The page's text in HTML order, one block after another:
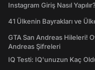
Instagram Giriş Nasıl
41 Ülkenin Bayrakları ve
GTA San Andreas Hileleri!
Andreas Şifreleri
IQ Testi: IQ'unuzun Kaç